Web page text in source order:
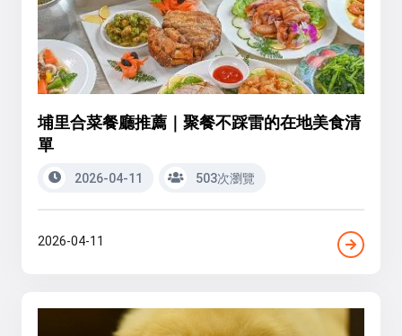
埔里合菜餐廳推薦｜聚餐不踩雷的在地美食清
單
2026-04-11 503次瀏覽
2026-04-11